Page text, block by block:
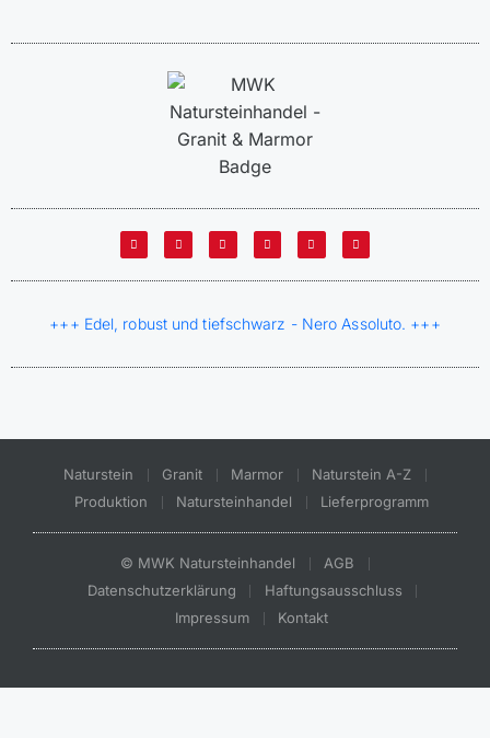
+++ Edel, robust und tiefschwarz - Nero Assoluto. +++
Naturstein Granit Marmor
Naturstein A-Z
Produktion
Natursteinhandel Lieferprogramm
© MWK Natursteinhandel
AGB
Datenschutzerklärung
Haftungsausschluss
Impressum
Kontakt